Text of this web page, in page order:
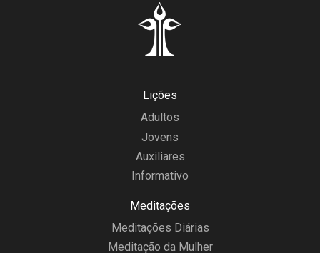
Lições
Adultos
Jovens
Auxiliares
Informativo
Meditações
Meditações Diárias
Meditação da Mulher